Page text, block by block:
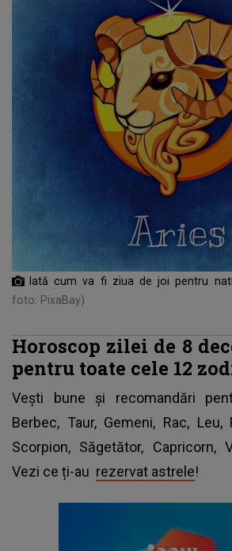
Iată cum va fi ziua de joi pentru
foto: PixaBay)
Horoscop zilei de 8
pentru toate cele 12
Vești bune și recomandări
Berbec, Taur, Gemeni, Rac, Leu,
Scorpion, Săgetător, Capricorn,
Vezi ce ți-au rezervat astrele!